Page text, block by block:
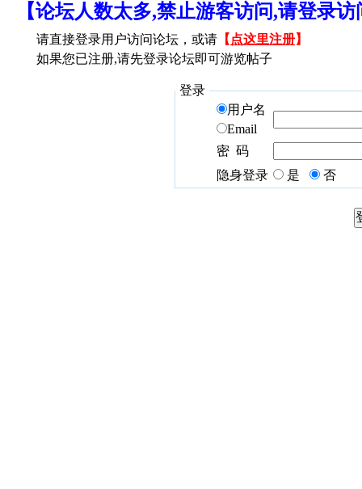
【论坛人数太多,禁止游客访问,请登录
请直接登录用户访问论坛，或请 【 点这里注册】
如果您已注册,请先登录论坛即可游览帖子
登录
用户名
Email
密 码
隐身登录
是 否